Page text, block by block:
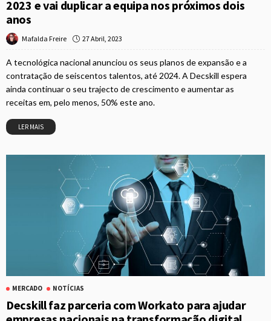
2023 e vai duplicar a equipa nos próximos dois
anos
Mafalda Freire 27 Abril, 2023
A tecnológica nacional anunciou os seus planos de expansão e a
contratação de seiscentos talentos, até 2024. A Decskill espera
ainda continuar o seu trajecto de crescimento e aumentar as
receitas em, pelo menos, 50% este ano.
LER MAIS
MERCADO NOTÍCIAS
Decskill faz parceria com Workato para ajudar